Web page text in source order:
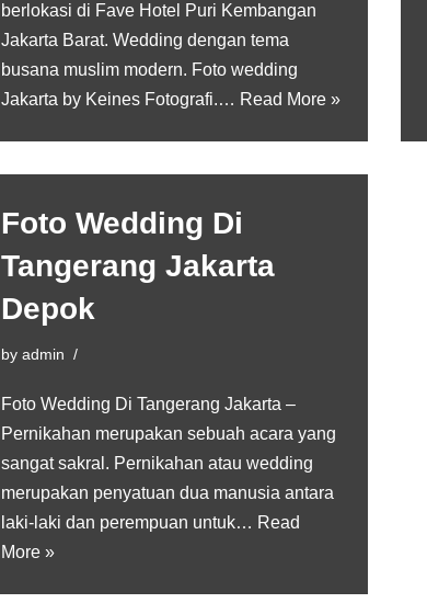
berlokasi di Fave Hotel Puri Kembangan
Jakarta Barat. Wedding dengan tema
busana muslim modern. Foto wedding
Jakarta by Keines Fotografi.… Read More »
Foto Wedding Di
Tangerang Jakarta
Depok
by admin
Foto Wedding Di Tangerang Jakarta –
Pernikahan merupakan sebuah acara yang
sangat sakral. Pernikahan atau wedding
merupakan penyatuan dua manusia antara
laki-laki dan perempuan untuk… Read
More »